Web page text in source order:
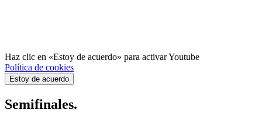
Haz clic en «Estoy de acuerdo» para activar Youtube
Política de cookies
Estoy de acuerdo
Semifinales.